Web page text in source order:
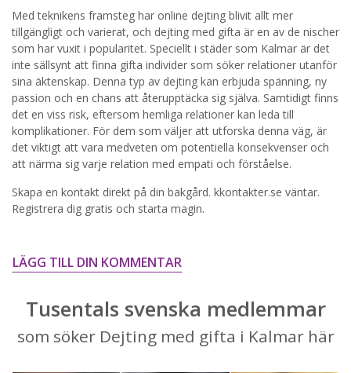
Genom att registrera godkänner jag Villkorenoch
Sekretesspolicyn. Jag godkänner att ta emot information och
reklam via e-post från hemsidans operatörer. Jag kan dra
tillbaka godkännande när jag vill.
STARTA NU!
Med teknikens framsteg har online dejting blivit allt mer
tillgängligt och varierat, och dejting med gifta är en av de nischer
som har vuxit i popularitet. Speciellt i städer som Kalmar är det
inte sällsynt att finna gifta individer som söker relationer utanför
sina äktenskap. Denna typ av dejting kan erbjuda spänning, ny
passion och en chans att återupptäcka sig själva. Samtidigt finns
det en viss risk, eftersom hemliga relationer kan leda till
komplikationer. För dem som väljer att utforska denna väg, är
det viktigt att vara medveten om potentiella konsekvenser och
att närma sig varje relation med empati och förståelse.
Skapa en kontakt direkt på din bakgård. kkontakter.se väntar.
Registrera dig gratis och starta magin.
LÄGG TILL DIN KOMMENTAR
Tusentals svenska medlemmar
som söker Dejting med gifta i Kalmar här